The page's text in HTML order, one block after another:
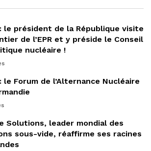
le président de la République visite
de l’EPR et y préside le Conseil
nucléaire !
le Forum de l’Alternance Nucléaire
Solutions, leader mondial des
sous-vide, réaffirme ses racines